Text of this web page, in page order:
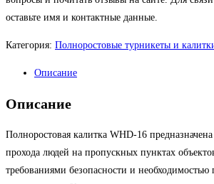
оставьте имя и контактные данные.
Категория: Полноростовые турникеты и
Описание
Описание
Полноростовая калитка WHD-16
прохода людей на пропускных пунктах
требованиями безопасности и необходимостью